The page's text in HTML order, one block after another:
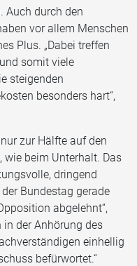
Auch durch den
vor allem Menschen
Plus. „Dabei treffen
somit viele
steigenden
besonders hart“,
zur Hälfte auf den
wie beim Unterhalt. Das
dringend
Bundestag gerade
abgelehnt“,
in der Anhörung des
einhellig
befürwortet.“